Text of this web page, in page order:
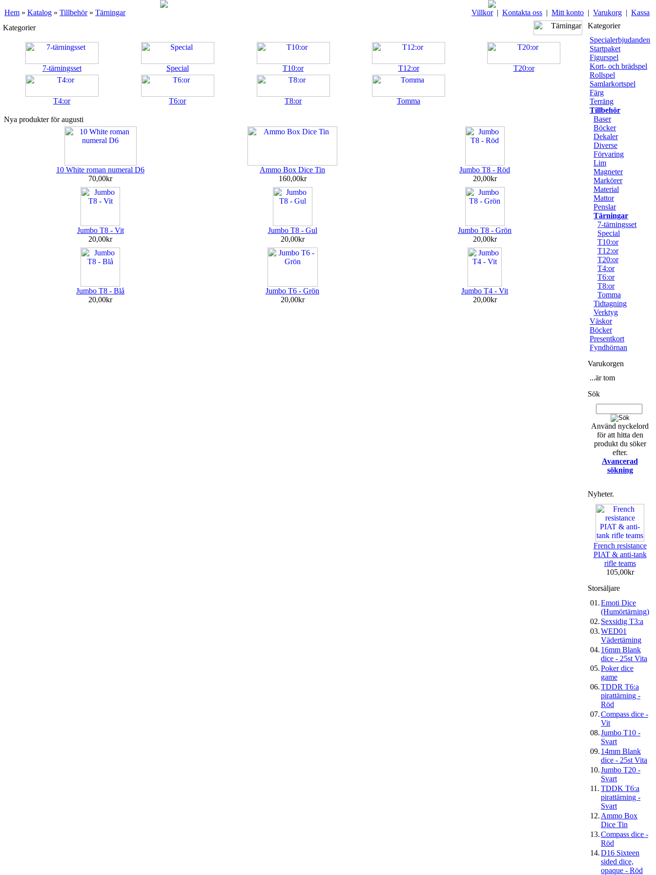
Hem » Katalog » Tillbehör» Tärningar Villkor| Kontakta oss | Mitt konto | Varukorg | Kassa
Kategorier
7-tärningsset Special T10:or T12:or T20:or
T4:or T6:or T8:or Tomma
Nya produkter för augusti
10 White roman numeral D6
70,00kr
Ammo Box Dice Tin
160,00kr
Jumbo T8 - Röd
20,00kr
Jumbo T8 - Vit
20,00kr
Jumbo T8 - Gul
20,00kr
Jumbo T8 - Grön
20,00kr
Jumbo T8 - Blå
20,00kr
Jumbo T6 - Grön
20,00kr
Jumbo T4 - Vit
20,00kr
Kategorier
Specialerbjudanden
Startpaket
Figurspel
Kort- och brädspel
Rollspel
Samlarkortspel
Färg
Terräng
Tillbehör
Baser
Böcker
Dekaler
Diverse
Förvaring
Lim
Magneter
Markörer
Material
Mattor
Penslar
Tärningar
7-tärningsset
Special
T10:or
T12:or
T20:or
T4:or
T6:or
T8:or
Tomma
Tidtagning
Verktyg
Väskor
Böcker
Presentkort
Fyndhörnan
Varukorgen
...är tom
Sök
Använd nyckelord
för att hitta den
produkt du söker
efter.
Avancerad
sökning
Nyheter.
French resistance
PIAT & anti-tank
rifle teams
105,00kr
Storsäljare
01.Emoti Dice
(Humörtärning)
02. Sexsidig T3:a
03.WED01
Vädertärning
04. 16mm Blank
dice - 25st Vita
05.Poker dice
game
06.TDDR T6:a
pirattärning -
Röd
07.Compass dice -
Vit
08.Jumbo T10 -
Svart
09. 14mm Blank
dice - 25st Vita
10.Jumbo T20 -
Svart
11. TDDK T6:a
pirattärning -
Svart
12. Ammo Box
Dice Tin
13.Compass dice -
Röd
14.D16 Sixteen
sided dice,
opaque - Röd